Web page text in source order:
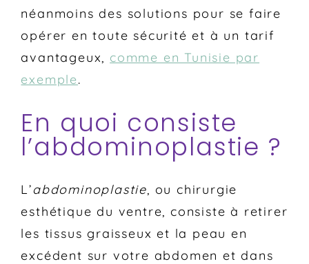
néanmoins des solutions pour se faire
opérer en toute sécurité et à un tarif
avantageux, comme en Tunisie par
exemple.
En quoi consiste
l’abdominoplastie ?
L’abdominoplastie, ou chirurgie
esthétique du ventre, consiste à retirer
les tissus graisseux et la peau en
excédent sur votre abdomen et dans